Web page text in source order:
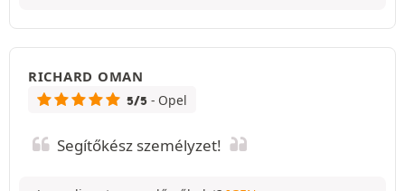
RICHARD OMAN
5/5 - Opel
Segítőkész személyzet!